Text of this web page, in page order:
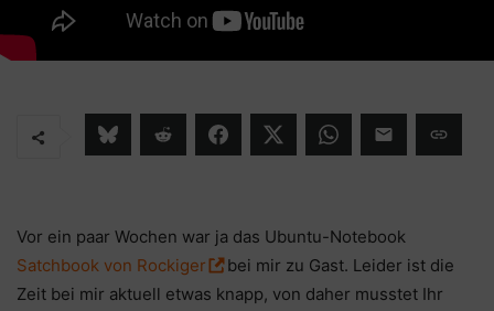
Vor ein paar Wochen war ja das Ubuntu-Notebook
Satchbook von Rockiger
bei mir zu Gast. Leider ist die
Zeit bei mir aktuell etwas knapp, von daher musstet Ihr